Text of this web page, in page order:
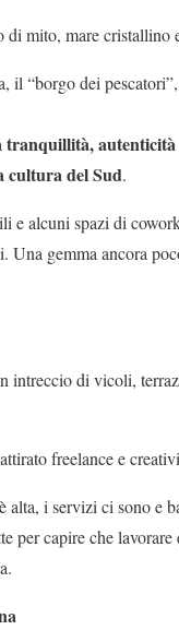
mito, mare cristallino
il “borgo dei
tranquillità, autenticità
cultura del Sud.
e alcuni spazi di
Una gemma ancora
intreccio di vicoli,
freelance e
alta, i servizi ci sono e
per capire che